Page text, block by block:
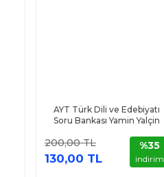
AYT Türk Dili ve Edebiyatı
Soru Bankası Yamin Yalçin
200,00 TL
130,00 TL
%35
indirim